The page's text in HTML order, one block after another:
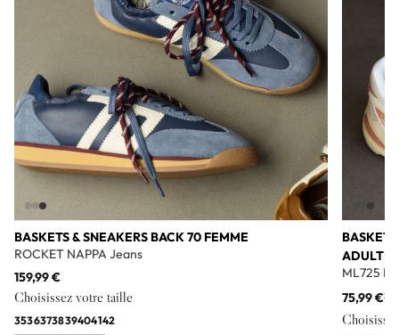
BASKETS & SNEAKERS BACK 70 FEMME
ROCKET NAPPA Jeans
159,99 €
Choisissez votre taille
3536373839404142
ADULTE
ML725
75,99 €